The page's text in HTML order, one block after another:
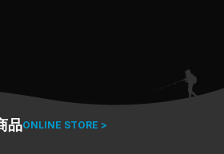
編コンテンツ＞
シング
品ONLINE STORE >